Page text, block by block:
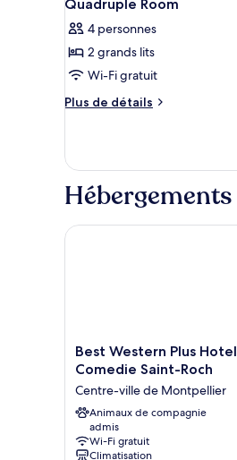
Quadruple Room
4 personnes
2 grands lits
Wi-Fi gratuit
Plus de détails
Plus
le
type
de
Quadruple
Best
Western
Hotel
Comedie
Saint-
Roch
Best Western Plus Hotel
Comedie Saint-Roch
Centre-ville de Montpellier
Animaux de compagnie
admis
Wi-Fi gratuit
Climatisation
Best Western Plus Hotel